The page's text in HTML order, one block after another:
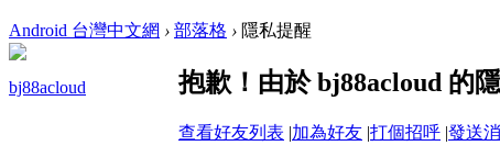
Android 台灣中文網 › 部落格 › 隱私提醒
bj88acloud 抱歉！由於 bj88acloud 的
查看好友列表 |加為好友 |打個招呼 |發送